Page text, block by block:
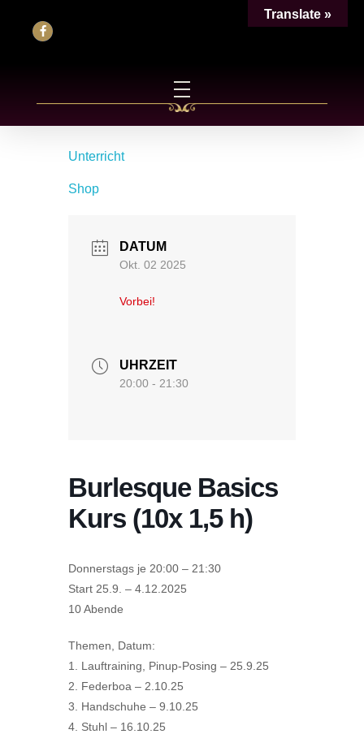
Unterricht
Shop
DATUM
Okt. 02 2025
Vorbei!
UHRZEIT
20:00 - 21:30
Burlesque Basics
Kurs (10x 1,5 h)
Donnerstags je 20:00 – 21:30
Start 25.9. – 4.12.2025
10 Abende
Themen, Datum:
1. Lauftraining, Pinup-Posing – 25.9.25
2. Federboa – 2.10.25
3. Handschuhe – 9.10.25
4. Stuhl – 16.10.25
Translate »